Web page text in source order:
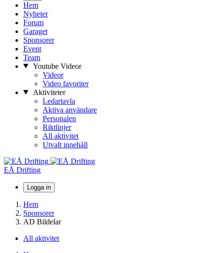
Hem
Nyheter
Forum
Garaget
Sponsorer
Event
Team
Youtube Videor
Videor
Video favoriter
Aktiviteter
Ledartavla
Aktiva användare
Personalen
Riktlinjer
All aktivitet
Utvalt innehåll
EÅ Drifting
Logga in
Hem
Sponsorer
AD Bildelar
All aktivitet